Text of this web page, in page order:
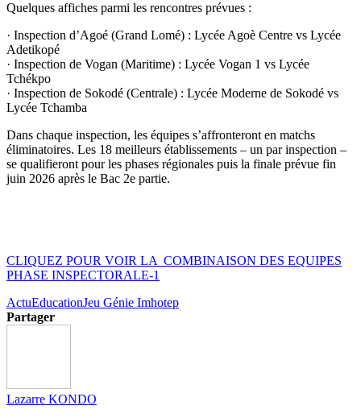
Quelques affiches parmi les rencontres prévues :
· Inspection d’Agoé (Grand Lomé) : Lycée Agoè Centre vs Lycée
Adetikopé
· Inspection de Vogan (Maritime) : Lycée Vogan 1 vs Lycée
Tchékpo
· Inspection de Sokodé (Centrale) : Lycée Moderne de Sokodé vs
Lycée Tchamba
Dans chaque inspection, les équipes s’affronteront en matchs
éliminatoires. Les 18 meilleurs établissements – un par inspection –
se qualifieront pour les phases régionales puis la finale prévue fin
juin 2026 après le Bac 2e partie.
CLIQUEZ POUR VOIR LA COMBINAISON DES EQUIPES
PHASE INSPECTORALE-1
ActuEducationJeu Génie Imhotep
Partager
Lazarre KONDO